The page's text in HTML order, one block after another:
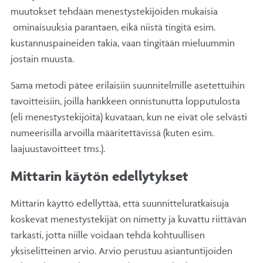
muutokset tehdään menestystekijöiden mukaisia
ominaisuuksia parantaen, eikä niistä tingitä esim.
kustannuspaineiden takia, vaan tingitään mieluummin
jostain muusta.
Sama metodi pätee erilaisiin suunnitelmille asetettuihin
tavoitteisiin, joilla hankkeen onnistunutta lopputulosta
(eli menestystekijöitä) kuvataan, kun ne eivät ole selvästi
numeerisilla arvoilla määritettävissä (kuten esim.
laajuustavoitteet tms.).
Mittarin käytön edellytykset
Mittarin käyttö edellyttää, että suunnitteluratkaisuja
koskevat menestystekijät on nimetty ja kuvattu riittävän
tarkasti, jotta niille voidaan tehdä kohtuullisen
yksiselitteinen arvio. Arvio perustuu asiantuntijoiden